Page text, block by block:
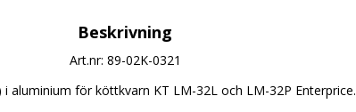
Beskrivning
Art.nr: 89-02K-0321
i aluminium för köttkvarn KT LM-32L och LM-32P Enterprice.